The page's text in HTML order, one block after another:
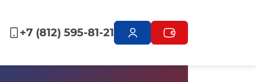
+7 (812) 595-81-21